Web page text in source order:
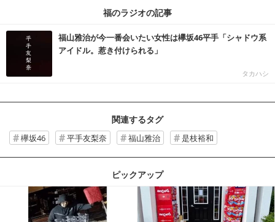
福のラジオの記事
福山雅治が今一番会いたい女性は欅坂46平手「シャドウ系
アイドル。惹き付けられる」
タカハシ
関連するタグ
欅坂46 平手友梨奈 福山雅治 是枝裕和
ピックアップ
記事を読む